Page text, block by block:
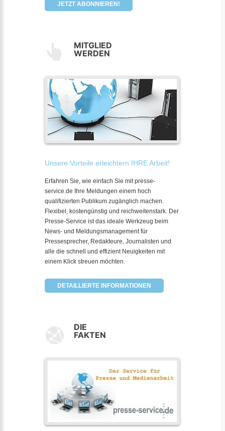
JETZT ABONNIEREN!
MITGLIED
WERDEN
Unsere Vorteile erleichtern IHRE Arbeit!
Erfahren Sie, wie einfach Sie mit presse-
service.de Ihre Meldungen einem hoch
qualifizierten Publikum zugänglich machen.
Flexibel, kostengünstig und reichweitenstark. Der
Presse-Service ist das ideale Werkzeug beim
News- und Meldungsmanagement für
Pressesprecher, Redakteure, Journalisten und
alle die schnell und effizient Neuigkeiten mit
einem Klick streuen möchten.
DETAILLIERTE INFORMATIONEN
DIE
FAKTEN